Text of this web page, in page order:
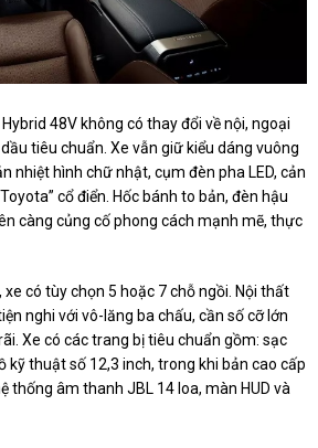
48V không có thay đổi về nội, ngoại
tiêu chuẩn. Xe vẫn giữ kiểu dáng vuông
nhiệt hình chữ nhật, cụm đèn pha LED, cản
cổ điển. Hốc bánh to bản, đèn hậu
càng củng cố phong cách mạnh mẽ, thực
có tùy chọn 5 hoặc 7 chỗ ngồi. Nội thất
nghi với vô-lăng ba chấu, cần số cỡ lớn
Xe có các trang bị tiêu chuẩn gồm: sạc
kỹ thuật số 12,3 inch, trong khi bản cao cấp
thống âm thanh JBL 14 loa, màn HUD và